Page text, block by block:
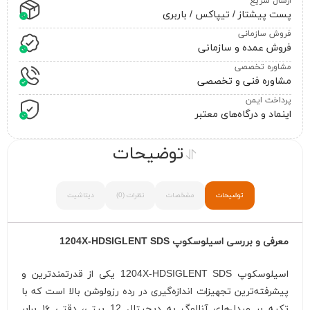
پست پیشتاز / تیپاکس / باربری
فروش سازمانی
فروش عمده و سازمانی
مشاوره تخصصی
مشاوره فنی و تخصصی
پرداخت ایمن
اینماد و درگاه‌های معتبر
توضیحات مشخصات نظرات (0) دیتاشیت
توضیحات
معرفی و بررسی اسیلوسکوپ SIGLENT SDS
1204X-HD
اسیلوسکوپ SIGLENT SDS 1204X-HD یکی از قدرتمندترین و
پیشرفته‌ترین تجهیزات اندازه‌گیری در رده رزولوشن بالا است که با